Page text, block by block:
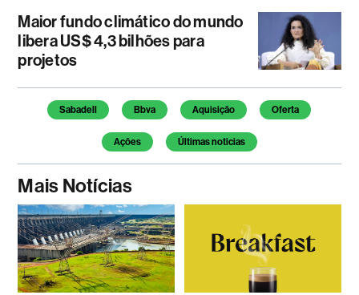
Maior fundo climático do mundo
libera US$ 4,3 bilhões para
projetos
Temas deste artigo
Sabadell Bbva Aquisição Oferta
Ações Últimas noticias
Mais Notícias